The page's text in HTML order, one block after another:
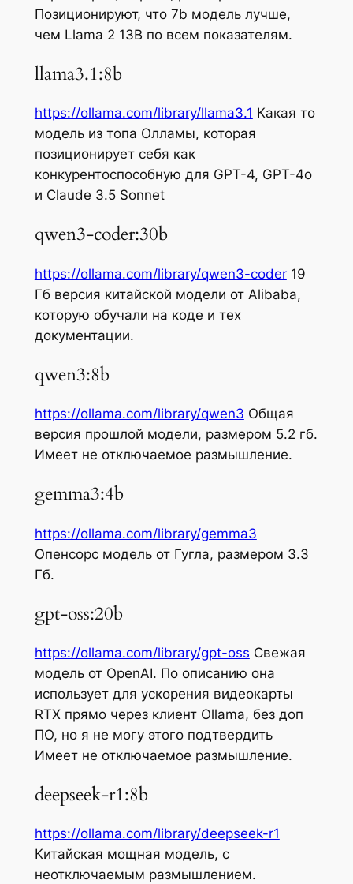
Позиционируют, что 7b модель лучше,
чем Llama 2 13B по всем показателям.
llama3.1:8b
https://ollama.com/library/llama3.1 Какая то
модель из топа Олламы, которая
позиционирует себя как
конкурентоспособную для GPT-4, GPT-4o
и Claude 3.5 Sonnet
qwen3-coder:30b
https://ollama.com/library/qwen3-coder19
Гб версия китайской модели от Alibaba,
которую обучали на коде и тех
документации.
qwen3:8b
https://ollama.com/library/qwen3 Общая
версия прошлой модели, размером 5.2 гб.
Имеет не отключаемое размышление.
gemma3:4b
https://ollama.com/library/gemma3
Опенсорс модель от Гугла, размером 3.3
Гб.
gpt-oss:20b
https://ollama.com/library/gpt-oss Свежая
модель от OpenAI. По описанию она
использует для ускорения видеокарты
RTX прямо через клиент Ollama, без доп
ПО, но я не могу этого подтвердить
Имеет не отключаемое размышление.
deepseek-r1:8b
https://ollama.com/library/deepseek-r1
Китайская мощная модель, с
неотключаемым размышлением.